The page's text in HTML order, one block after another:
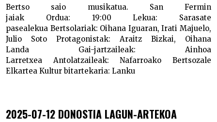
Bertso saio musikatua. San Fermin
jaiak
Ordua: 19:00Lekua: Sarasate
pasealekua Bertsolariak: Oihana Iguaran, Irati Majuelo,
Julio Soto Protagonistak: Araitz Bizkai, Oihana
Landa Gai-jartzaileak: Ainhoa
Larretxea Antolatzaileak: Nafarroako Bertsozale
Elkartea Kultur bitartekaria: Lanku
2025-07-12 DONOSTIA LAGUN-ARTEKOA